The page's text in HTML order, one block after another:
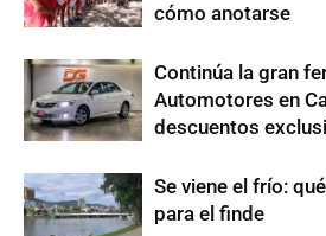
cómo anotarse
Continúa la gran
Automotores en
descuentos
Se viene el frío:
para el finde